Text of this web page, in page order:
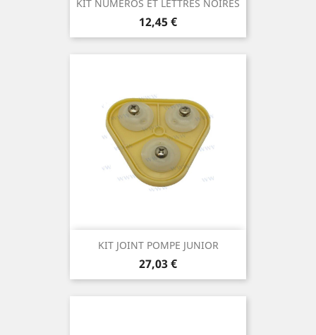
KIT NUMEROS ET LETTRES NOIRES
Prix
12,45 €
KIT JOINT POMPE JUNIOR
Prix
27,03 €